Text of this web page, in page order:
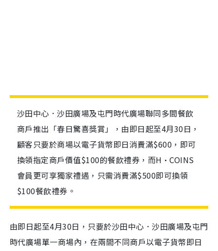
沙田中心．沙田廣場及屯門時代廣場聯同多間餐飲
商戶推出「春日驚喜獎賞」，由即日起至4月30日，
顧客只要於商場以電子貨幣即日消費滿$600，即可
換領指定商戶價值$100的餐飲禮券，而H•COINS
會員更可享獨家禮遇，只需消費滿$500即可換領
$100餐飲禮券。
由即日起至4月30日，只要於沙田中心．沙田廣場及屯門
時代廣場單一商場內，在兩間不同商戶以電子貨幣即日